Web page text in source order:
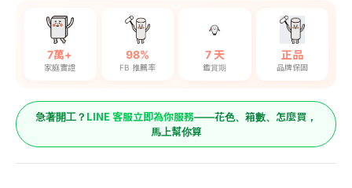
7萬+
家庭實證
98%
FB 推薦率
7 天
鑑賞期
正品
品牌保固
急著開工？ LINE 客服立即為你服務——花色、箱數、怎麼買，
馬上幫你算